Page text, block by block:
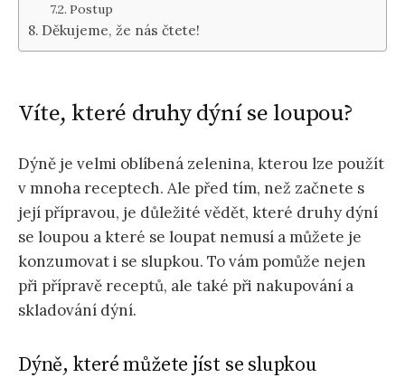
Postup
Děkujeme, že nás čtete!
Víte, které druhy dýní se loupou?
Dýně je velmi oblíbená zelenina, kterou lze použít
v mnoha receptech. Ale před tím, než začnete s
její přípravou, je důležité vědět, které druhy dýní
se loupou a které se loupat nemusí a můžete je
konzumovat i se slupkou. To vám pomůže nejen
při přípravě receptů, ale také při nakupování a
skladování dýní.
Dýně, které můžete jíst se slupkou